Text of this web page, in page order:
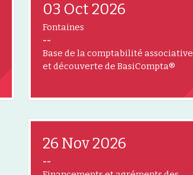
03 Oct 2026
Fontaines
--
Base de la comptabilité associative
et découverte de BasiCompta®
26 Nov 2026
--